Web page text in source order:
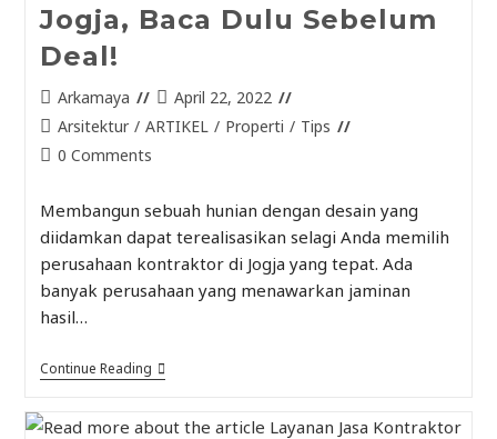
Jogja, Baca Dulu Sebelum
Deal!
Arkamaya
April 22, 2022
Arsitektur / ARTIKEL / Properti / Tips
0 Comments
Membangun sebuah hunian dengan desain yang
diidamkan dapat terealisasikan selagi Anda memilih
perusahaan kontraktor di Jogja yang tepat. Ada
banyak perusahaan yang menawarkan jaminan
hasil…
Continue Reading